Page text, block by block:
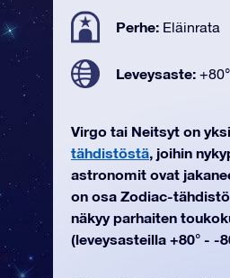
Perhe: Eläinrata
Leveysaste:
Virgo tai Neitsyt on yksi
tähdistöstä, joihin
astronomit ovat
on osa Zodiac-
näkyy parhaiten
(leveysasteilla +80° - -